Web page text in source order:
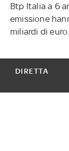
Btp Italia a 6
emissione
miliardi di euro.
DIRETTA